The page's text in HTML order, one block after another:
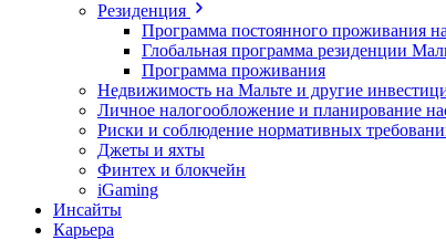
Резиденция
Программа постоянного проживания
Глобальная программа резиденции
Программа проживания
Недвижимость на Мальте и другие
Личное налогообложение и планирование
Риски и соблюдение нормативных
Джеты и яхты
Финтех и блокчейн
iGaming
Инсайты
Карьера